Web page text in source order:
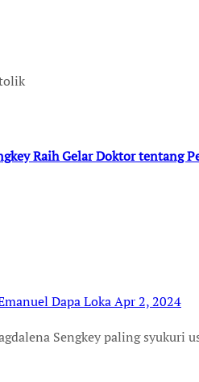
Raih Gelar Doktor tentang
Dapa LokaApr 2, 2024